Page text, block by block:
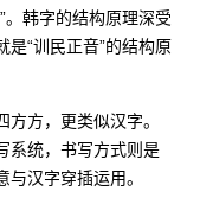
。韩字的结构原理深受
“训民正音”的结构原
方，更类似汉字。
系统，书写方式则是
汉字穿插运用。